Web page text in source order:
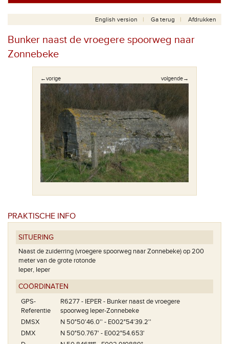
English version Ga terug Afdrukken
Bunker naast de vroegere spoorweg naar
Zonnebeke
←vorige volgende→
PRAKTISCHE INFO
SITUERING
Naast de zuiderring (vroegere spoorweg naar Zonnebeke) op 200
meter van de grote rotonde
Ieper, Ieper
COÖRDINATEN
GPS-
Referentie
R6277 - IEPER - Bunker naast de vroegere
spoorweg Ieper-Zonnebeke
DMSX
N 50°50'46.0'' - E002°54'39.2''
DMX
N 50°50.767' - E002°54.653'